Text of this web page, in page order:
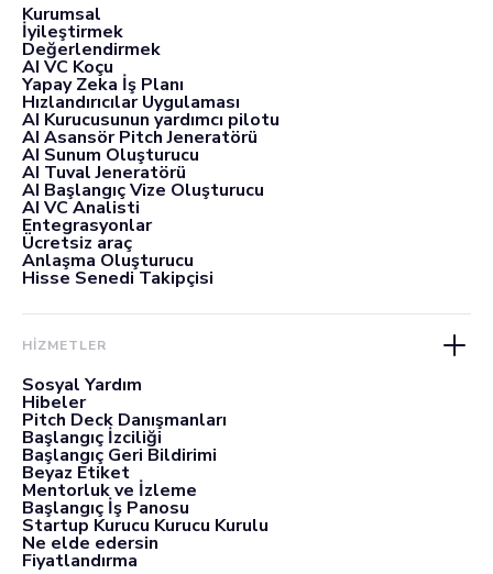
Kurumsal
İyileştirmek
Değerlendirmek
AI VC Koçu
Yapay Zeka İş Planı
Hızlandırıcılar Uygulaması
AI Kurucusunun yardımcı pilotu
AI Asansör Pitch Jeneratörü
AI Sunum Oluşturucu
AI Tuval Jeneratörü
AI Başlangıç Vize Oluşturucu
AI VC Analisti
Entegrasyonlar
Ücretsiz araç
Anlaşma Oluşturucu
Hisse Senedi Takipçisi
HİZMETLER
Sosyal Yardım
Hibeler
Pitch Deck Danışmanları
Başlangıç İzciliği
Başlangıç Geri Bildirimi
Beyaz Etiket
Mentorluk ve İzleme
Başlangıç İş Panosu
Startup Kurucu Kurucu Kurulu
Ne elde edersin
Fiyatlandırma